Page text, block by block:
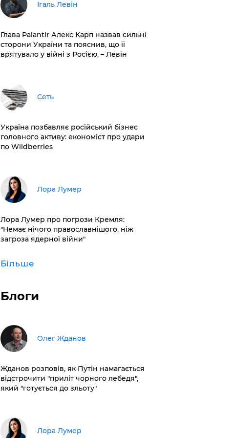
Ігаль Левін
Глава Palantir Алекс Карп назвав сильні
сторони України та пояснив, що її
врятувало у війні з Росією, – Левін
Сеть
​Україна позбавляє російський бізнес
головного активу: економіст про удари
по Wildberries
​Лора Лумер
Лора Лумер про погрози Кремля:
"Немає нічого православнішого, ніж
загроза ядерної війни"
Більше
Блоги
Олег Жданов
Жданов розповів, як Путін намагається
відстрочити "приліт чорного лебедя",
який "готується до зльоту"
​Лора Лумер